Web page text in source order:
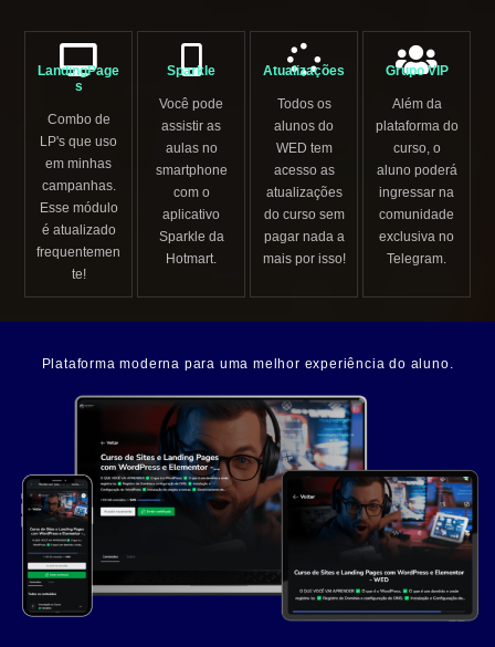
LandingPage
s
Combo de
LP's que uso
em minhas
campanhas.
Esse módulo
é atualizado
frequentemen
te!
Sparkle
Você pode
assistir as
aulas no
smartphone
com o
aplicativo
Sparkle da
Hotmart.
Atualizações
Todos os
alunos do
WED tem
acesso as
atualizações
do curso sem
pagar nada a
mais por isso!
Grupo VIP
Além da
plataforma do
curso, o
aluno poderá
ingressar na
comunidade
exclusiva no
Telegram.
Plataforma moderna para uma melhor experiência do aluno.